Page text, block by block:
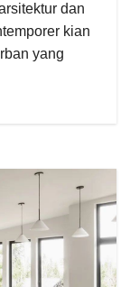
dan
kian
yang